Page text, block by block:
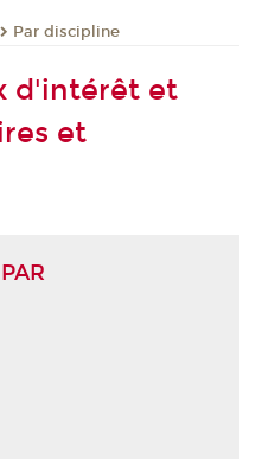
Par discipline
d'intérêt et
et